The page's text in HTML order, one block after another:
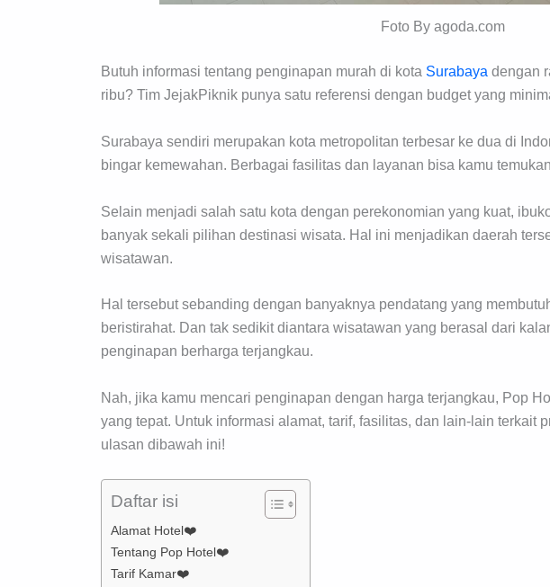
Foto By agoda.com
Butuh informasi tentang penginapan murah di kota Surabaya dengan
ribu? Tim JejakPiknik punya satu referensi dengan budget yang
Surabaya sendiri merupakan kota metropolitan terbesar ke dua di
bingar kemewahan. Berbagai fasilitas dan layanan bisa kamu
Selain menjadi salah satu kota dengan perekonomian yang kuat,
banyak sekali pilihan destinasi wisata. Hal ini menjadikan daerah
wisatawan.
Hal tersebut sebanding dengan banyaknya pendatang yang
beristirahat. Dan tak sedikit diantara wisatawan yang berasal dari
penginapan berharga terjangkau.
Nah, jika kamu mencari penginapan dengan harga terjangkau, Pop
yang tepat. Untuk informasi alamat, tarif, fasilitas, dan lain-lain terkait
ulasan dibawah ini!
Daftar isi
Alamat Hotel❤️
Tentang Pop Hotel❤️
Tarif Kamar❤️